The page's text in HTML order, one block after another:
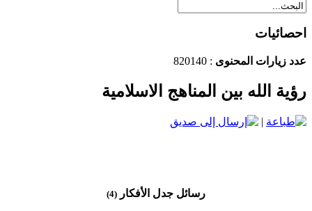
احصائيات
عدد زيارات المحنوى : 820140
رؤية الله بين المناهج الاسلامية
|
رسائل جدل الأفكار (4)